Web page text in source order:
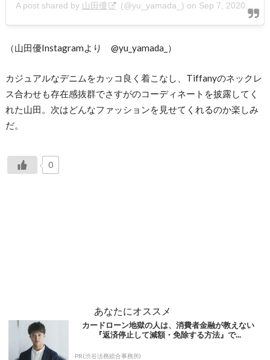
A post shared by 山田優 (@yu_yamada_) on Sep 7, 2020 at 8:55pm PDT
（山田優Instagramより @yu_yamada_）
カジュアルなデニムをカッコ良く着こなし、Tiffanyのネックレ
ス合わせも存在感抜群でさすがのコーディネートを披露してく
れた山田。次はどんなファッションを見せてくれるのか楽しみ
だ。
0
あなたにオススメ
カードローン地獄の人は、消費者金融が教えない
『返済停止して減額・免除する方法』で...
PR(渋谷法務総合事務所)